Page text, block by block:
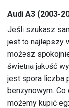
Audi A3 (2003-
Jeśli szukasz
jest to najlepszy
możesz
świetna jakość
jest spora liczba
benzynowym. Co
możemy kupić